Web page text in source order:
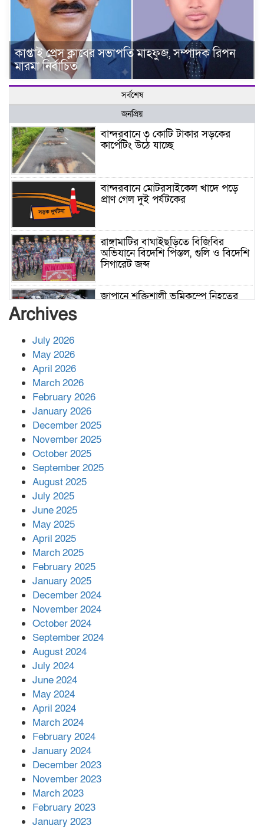
কাপ্তাই প্রেস ক্লাবের সভাপতি মাহফুজ, সম্পাদক রিপন
মারমা নির্বাচিত
সর্বশেষ
জনপ্রিয়
বান্দরবানে ৩ কোটি টাকার সড়কের
কার্পেটিং উঠে যাচ্ছে
বান্দরবানে মোটরসাইকেল খাদে পড়ে
প্রাণ গেল দুই পর্যটকের
রাঙ্গামাটির বাঘাইছড়িতে বিজিবির
অভিযানে বিদেশি পিস্তল, গুলি ও বিদেশি
সিগারেট জব্দ
জাপানে শক্তিশালী ভূমিকম্পে নিহতের
পর ফোন তারেক রহমানের,গ্যাস সঙ্কট
সহায়তা দিলেন সাচিং প্রু জেরী
Archives
July 2026
May 2026
April 2026
March 2026
February 2026
January 2026
December 2025
November 2025
October 2025
September 2025
August 2025
July 2025
June 2025
May 2025
April 2025
March 2025
February 2025
January 2025
December 2024
November 2024
October 2024
September 2024
August 2024
July 2024
June 2024
May 2024
April 2024
March 2024
February 2024
January 2024
December 2023
November 2023
March 2023
February 2023
January 2023